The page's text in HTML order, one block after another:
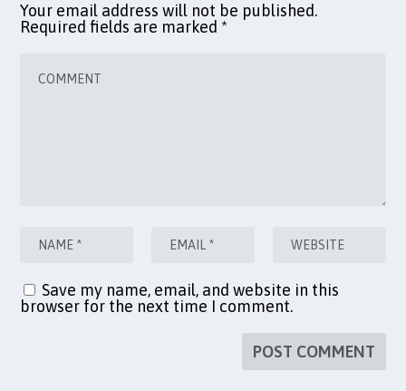
Your email address will not be published.
Required fields are marked *
Save my name, email, and website in this
browser for the next time I comment.